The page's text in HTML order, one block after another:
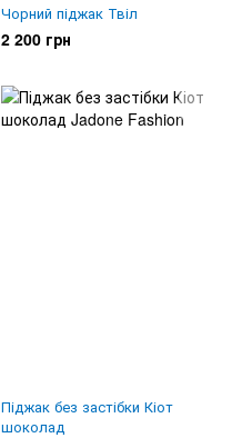
Чорний піджак Твіл
2 200 грн
Піджак без застібки Кіот
шоколад